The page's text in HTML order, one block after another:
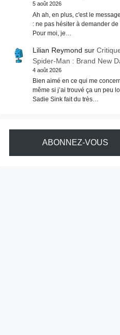
5 août 2026
Ah ah, en plus, c'est le
: ne pas hésiter à demander de
Pour moi, je…
Lilian Reymond sur
Spider-Man : Brand New
4 août 2026
Bien aimé en ce qui me
même si j’ai trouvé ça un peu
Sadie Sink fait du très…
ABONNEZ-VOUS